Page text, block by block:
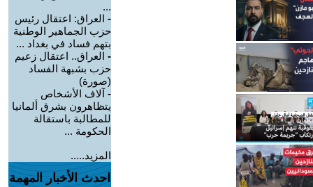
...
- العراق: اعتقال رئيس
حزب الجماهير الوطنية
بتهم فساد في بغداد ...
- العراق.. اعتقال زعيم
حزب بشبهة الفساد
(صورة)
- آلاف الأشخاص
يتظاهرون بشرق ألمانيا
للمطالبة باستقالة
الحكومة ...
المزيد.....
احدث الأخبار المهمة